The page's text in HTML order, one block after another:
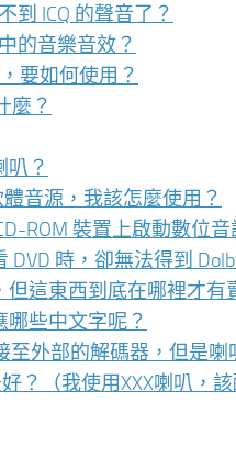
到 ICQ 的聲音了？
的音樂音效？
要如何使用？
麼？
叭？
音源，我該怎麼使用？
ROM 裝置上啟動數位音
時，卻無法得到
這東西到底在哪裡才有
些中文字呢？
至外部的解碼器，但是
？（我使用XXX喇叭，